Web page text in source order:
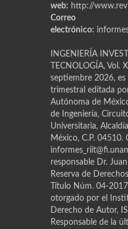
web: http://
Correo
electrónico:
INGENIERÍA
TECNOLOGÍA, Vol.
septiembre 2026,
trimestral editada
Autónoma de
de Ingeniería,
Universitaria,
México, C.P. 04510.
responsable Dr.
Reserva de
Título Núm. 04-
otorgado por el
Derecho de Autor,
Responsable de la